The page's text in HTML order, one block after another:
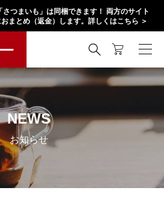
さつまいも」は同梱できます！ 両方のサイト
まとめ（返金）します。詳しくはこちら ＞

NEWS
お知らせ